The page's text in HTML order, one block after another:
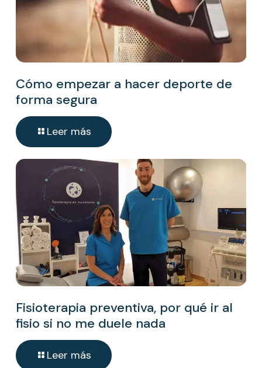
Cómo empezar a hacer deporte de
forma segura
Leer más
Fisioterapia preventiva, por qué ir al
fisio si no me duele nada
Leer más